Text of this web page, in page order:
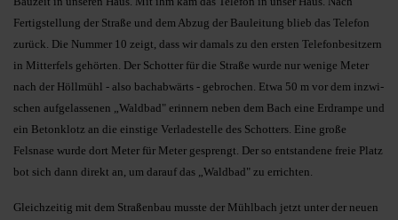
Fertigstellung der Straße und dem Abzug der Bau­leitung blieb das Telefon
zurück. Die Nummer 10 zeigt, dass wir damals zu den ersten Telefonbesitzern
in Mit­terfels gehörten. Der Schotter für die Straße wurde nur wenige Meter
nach der Höllmühl - also bachabwärts - gebrochen. Etwa 50 m vor dem in­zwi­
schen aufgelassenen „Waldbad" erinnern neben dem Bach eine Erd­ram­pe und
ein Betonklotz an die eins­tige Verladestelle des Schotters. Ei­ne große
Felsnase wurde dort Meter für Meter gesprengt. Der so entstandene freie Platz
bot sich dann direkt an, um darauf das „Waldbad" zu er­rich­ten.
Gleichzeitig mit dem Straßenbau musste der Mühlbach jetzt unter der neuen